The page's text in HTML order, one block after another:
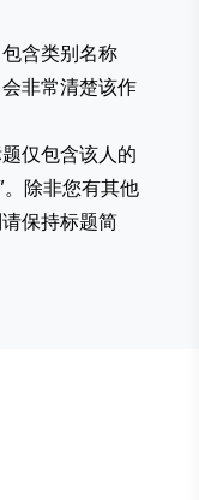
含类别名称
非常清楚该作
仅包含该人的
。除非您有其他
保持标题简